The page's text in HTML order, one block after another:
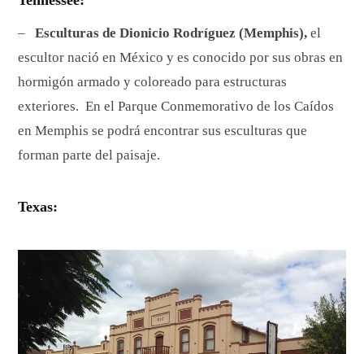
– Esculturas de Dionicio Rodríguez (Memphis), el
escultor nació en México y es conocido por sus obras en
hormigón armado y coloreado para estructuras
exteriores. En el Parque Conmemorativo de los Caídos
en Memphis se podrá encontrar sus esculturas que
forman parte del paisaje.
Texas: